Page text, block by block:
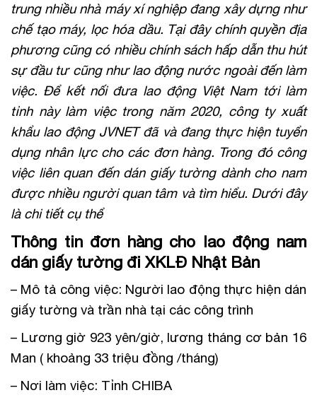
trung nhiều nhà máy xí nghiệp đang xây dựng như
chế tạo máy, lọc hóa dầu. Tại đây chính quyền địa
phương cũng có nhiều chính sách hấp dẫn thu hút
sự đầu tư cũng như lao động nước ngoài đến làm
việc. Để kết nối đưa lao động Việt Nam tới làm
tỉnh này làm việc trong năm 2020, công ty xuất
khẩu lao động JVNET đã và đang thực hiện tuyển
dụng nhân lực cho các đơn hàng. Trong đó công
việc liên quan đến dán giấy tường dành cho nam
được nhiều người quan tâm và tìm hiểu. Dưới đây
là chi tiết cụ thể
Thông tin đơn hàng cho lao động nam
dán giấy tường đi XKLĐ Nhật Bản
– Mô tả công việc: Người lao động thực hiện dán
giấy tường và trần nhà tại các công trình
– Lương giờ 923 yên/giờ, lương tháng cơ bản 16
Man ( khoảng 33 triệu đồng /tháng)
– Nơi làm việc: Tỉnh CHIBA